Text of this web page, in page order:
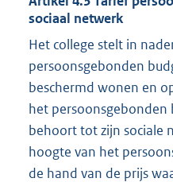
sociaal netwerk
Het college stelt in
persoonsgebonden
beschermd wonen en
het persoonsgebonden
behoort tot zijn sociale
hoogte van het
de hand van de prijs